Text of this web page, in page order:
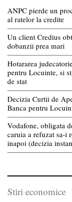
ANPC pierde un
al ratelor la credite
Un client Credius
dobanzii prea mari
Hotararea
pentru Locuinte, si
de stat
Decizia Curtii de
Banca pentru
Vodafone, obligata
caruia a refuzat sa-i
inapoi (decizia
Stiri economice